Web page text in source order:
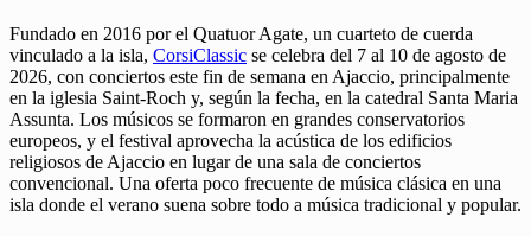
Fundado en 2016 por el Quatuor Agate, un cuarteto de cuerda
vinculado a la isla, CorsiClassic se celebra del 7 al 10 de agosto de
2026, con conciertos este fin de semana en Ajaccio, principalmente
en la iglesia Saint-Roch y, según la fecha, en la catedral Santa Maria
Assunta. Los músicos se formaron en grandes conservatorios
europeos, y el festival aprovecha la acústica de los edificios
religiosos de Ajaccio en lugar de una sala de conciertos
convencional. Una oferta poco frecuente de música clásica en una
isla donde el verano suena sobre todo a música tradicional y popular.